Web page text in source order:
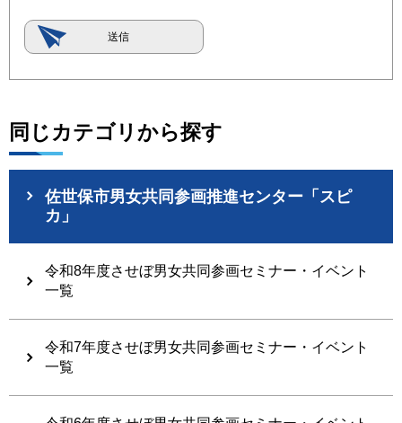
同じカテゴリから探す
佐世保市男女共同参画推進センター「スピ
カ」
令和8年度させぼ男女共同参画セミナー・イベント
一覧
令和7年度させぼ男女共同参画セミナー・イベント
一覧